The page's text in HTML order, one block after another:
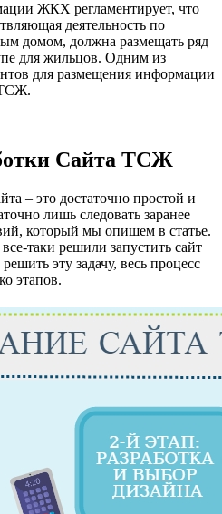
ЖКХ регламентирует, что
деятельность по
домом, должна размещать ряд
для жильцов. Одним из
для размещения информации
ТСЖ.
Сайта ТСЖ
– это достаточно простой и
лишь следовать заранее
который мы опишем в статье.
таки решили запустить сайт
эту задачу, весь процесс
этапов.